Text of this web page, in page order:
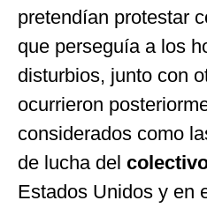
pretendían protestar
que perseguía a los
disturbios, junto con
ocurrieron
considerados como
de lucha del
Estados Unidos y en